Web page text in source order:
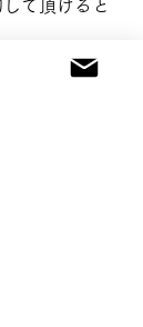
て頂けると
て頂きます。